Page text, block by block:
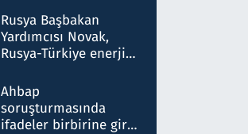
Rusya Başbakan
Yardımcısı Novak,
Rusya-Türkiye enerji
nitelikte olduğunu
belirtti
Ahbap
soruşturmasında
ifadeler birbirine girdi: